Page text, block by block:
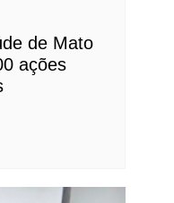
de Mato
ações